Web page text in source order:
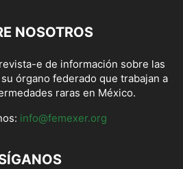
NOSOTROS
e de información sobre las
órgano federado que trabajan a
raras en México.
info@femexer.org